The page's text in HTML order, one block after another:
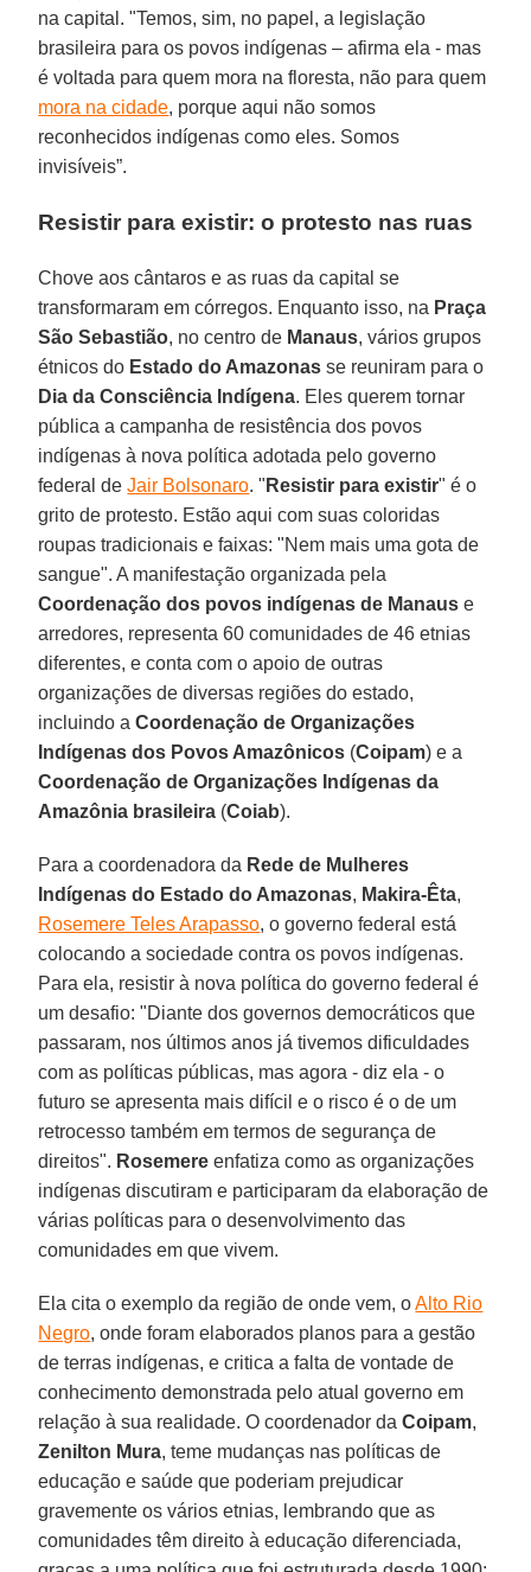
na capital. "Temos, sim, no papel, a legislação
brasileira para os povos indígenas – afirma ela - mas
é voltada para quem mora na floresta, não para quem
mora na cidade, porque aqui não somos
reconhecidos indígenas como eles. Somos
invisíveis”.
Resistir para existir: o protesto nas ruas
Chove aos cântaros e as ruas da capital se
transformaram em córregos. Enquanto isso, na Praça
São Sebastião, no centro de Manaus, vários grupos
étnicos do Estado do Amazonas se reuniram para o
Dia da Consciência Indígena. Eles querem tornar
pública a campanha de resistência dos povos
indígenas à nova política adotada pelo governo
federal deJair Bolsonaro. " Resistir para existir" é o
grito de protesto. Estão aqui com suas coloridas
roupas tradicionais e faixas: "Nem mais uma gota de
sangue". A manifestação organizada pela
Coordenação dos povos indígenas de Manaus e
arredores, representa 60 comunidades de 46 etnias
diferentes, e conta com o apoio de outras
organizações de diversas regiões do estado,
incluindo aCoordenação de Organizações
Indígenas dos Povos Amazônicos (Coipam) e a
Coordenação de Organizações Indígenas da
Amazônia brasileira (Coiab).
Para a coordenadora da Rede de Mulheres
Indígenas do Estado do Amazonas, Makira-Êta,
Rosemere Teles Arapasso, o governo federal está
colocando a sociedade contra os povos indígenas.
Para ela, resistir à nova política do governo federal é
um desafio: "Diante dos governos democráticos que
passaram, nos últimos anos já tivemos dificuldades
com as políticas públicas, mas agora - diz ela - o
futuro se apresenta mais difícil e o risco é o de um
retrocesso também em termos de segurança de
direitos". Rosemere enfatiza como as organizações
indígenas discutiram e participaram da elaboração de
várias políticas para o desenvolvimento das
comunidades em que vivem.
Ela cita o exemplo da região de onde vem, oAlto Rio
Negro, onde foram elaborados planos para a gestão
de terras indígenas, e critica a falta de vontade de
conhecimento demonstrada pelo atual governo em
relação à sua realidade. O coordenador daCoipam,
Zenilton Mura, teme mudanças nas políticas de
educação e saúde que poderiam prejudicar
gravemente os vários etnias, lembrando que as
comunidades têm direito à educação diferenciada,